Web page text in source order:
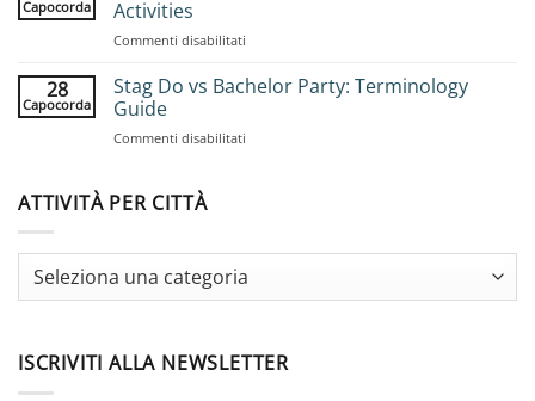
Complete
Capocorda
Activities
Commenti disabilitati
Party
28
Capocorda
Stag Do vs Bachelor Party: Terminology
Guide
Commenti disabilitati
Terminology
Guide
ATTIVITÀ PER CITTÀ
ISCRIVITI ALLA NEWSLETTER